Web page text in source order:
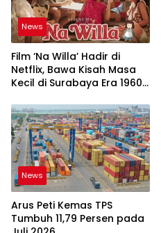
News
Film ‘Na Willa’ Hadir di
Netflix, Bawa Kisah Masa
Kecil di Surabaya Era 1960-
News
Arus Peti Kemas TPS
Tumbuh 11,79 Persen pada